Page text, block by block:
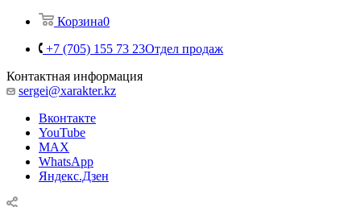
Корзина0
+7 (705) 155 73 23Отдел продаж
Контактная информация
sergei@xarakter.kz
Вконтакте
YouTube
MAX
WhatsApp
Яндекс.Дзен